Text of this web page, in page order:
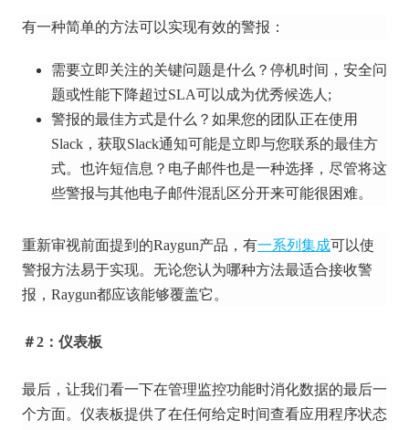
有一种简单的方法可以实现有效的警报：
需要立即关注的关键问题是什么？ 停机时间，安全问
题或性能下降超过SLA可以成为优秀候选人;
警报的最佳方式是什么？ 如果您的团队正在使用
Slack，获取Slack通知可能是立即与您联系的最佳方
式。 也许短信息？ 电子邮件也是一种选择，尽管将这
些警报与其他电子邮件混乱区分开来可能很困难。
重新审视前面提到的Raygun产品，有一系列集成可以使
警报方法易于实现。 无论您认为哪种方法最适合接收警
报，Raygun都应该能够覆盖它。
＃2：仪表板
最后，让我们看一下在管理监控功能时消化数据的最后一
个方面。 仪表板提供了在任何给定时间查看应用程序状态